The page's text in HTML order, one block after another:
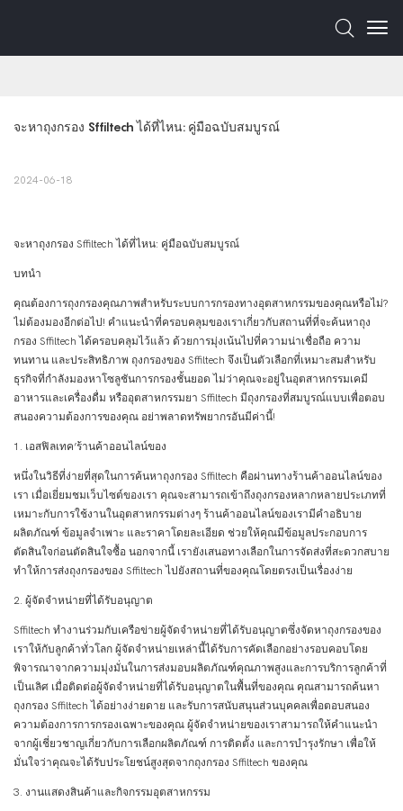
จะหาถุงกรอง Sffiltech ได้ที่ไหน: คู่มือฉบับสมบูรณ์
2024-06-18
จะหาถุงกรอง Sffiltech ได้ที่ไหน: คู่มือฉบับสมบูรณ์
บทนำ
คุณต้องการถุงกรองคุณภาพสำหรับระบบการกรองทางอุตสาหกรรมของคุณหรือไม่?
ไม่ต้องมองอีกต่อไป! คำแนะนำที่ครอบคลุมของเราเกี่ยวกับสถานที่ที่จะค้นหาถุง
กรอง Sffiltech ได้ครอบคลุมไว้แล้ว ด้วยการมุ่งเน้นไปที่ความน่าเชื่อถือ ความ
ทนทาน และประสิทธิภาพ ถุงกรองของ Sffiltech จึงเป็นตัวเลือกที่เหมาะสมสำหรับ
ธุรกิจที่กำลังมองหาโซลูชันการกรองชั้นยอด ไม่ว่าคุณจะอยู่ในอุตสาหกรรมเคมี
อาหารและเครื่องดื่ม หรืออุตสาหกรรมยา Sffiltech มีถุงกรองที่สมบูรณ์แบบเพื่อตอบ
สนองความต้องการของคุณ อย่าพลาดทรัพยากรอันมีค่านี้!
1. เอสฟิลเทค’ร้านค้าออนไลน์ของ
หนึ่งในวิธีที่ง่ายที่สุดในการค้นหาถุงกรอง Sffiltech คือผ่านทางร้านค้าออนไลน์ของ
เรา เมื่อเยี่ยมชมเว็บไซต์ของเรา คุณจะสามารถเข้าถึงถุงกรองหลากหลายประเภทที่
เหมาะกับการใช้งานในอุตสาหกรรมต่างๆ ร้านค้าออนไลน์ของเรามีคำอธิบาย
ผลิตภัณฑ์ ข้อมูลจำเพาะ และราคาโดยละเอียด ช่วยให้คุณมีข้อมูลประกอบการ
ตัดสินใจก่อนตัดสินใจซื้อ นอกจากนี้ เรายังเสนอทางเลือกในการจัดส่งที่สะดวกสบาย
ทำให้การส่งถุงกรองของ Sffiltech ไปยังสถานที่ของคุณโดยตรงเป็นเรื่องง่าย
2. ผู้จัดจำหน่ายที่ได้รับอนุญาต
Sffiltech ทำงานร่วมกับเครือข่ายผู้จัดจำหน่ายที่ได้รับอนุญาตซึ่งจัดหาถุงกรองของ
เราให้กับลูกค้าทั่วโลก ผู้จัดจำหน่ายเหล่านี้ได้รับการคัดเลือกอย่างรอบคอบโดย
พิจารณาจากความมุ่งมั่นในการส่งมอบผลิตภัณฑ์คุณภาพสูงและการบริการลูกค้าที่
เป็นเลิศ เมื่อติดต่อผู้จัดจำหน่ายที่ได้รับอนุญาตในพื้นที่ของคุณ คุณสามารถค้นหา
ถุงกรอง Sffiltech ได้อย่างง่ายดาย และรับการสนับสนุนส่วนบุคคลเพื่อตอบสนอง
ความต้องการการกรองเฉพาะของคุณ ผู้จัดจำหน่ายของเราสามารถให้คำแนะนำ
จากผู้เชี่ยวชาญเกี่ยวกับการเลือกผลิตภัณฑ์ การติดตั้ง และการบำรุงรักษา เพื่อให้
มั่นใจว่าคุณจะได้รับประโยชน์สูงสุดจากถุงกรอง Sffiltech ของคุณ
3. งานแสดงสินค้าและกิจกรรมอุตสาหกรรม